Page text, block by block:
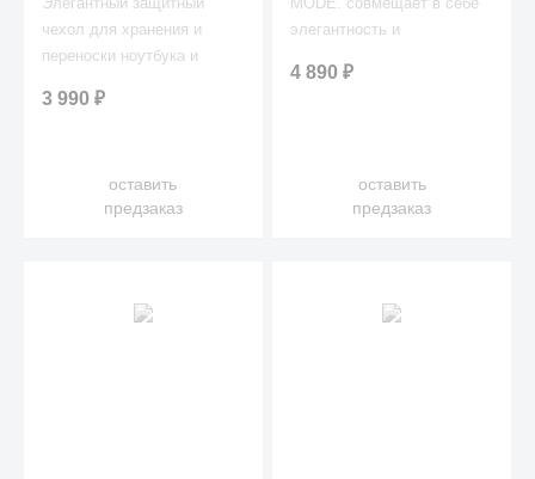
чехол для хранения и
переноски ноутбука и
3 990₽
оставить
предзаказ
элегантность и
гамму.
4 890₽
оставить
предзаказ